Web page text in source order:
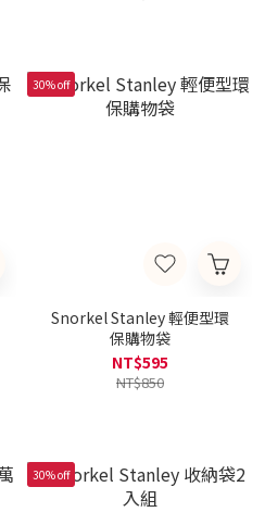
30% off
Snorkel Stanley 輕便型環
保購物袋
NT$595
NT$850
30% off